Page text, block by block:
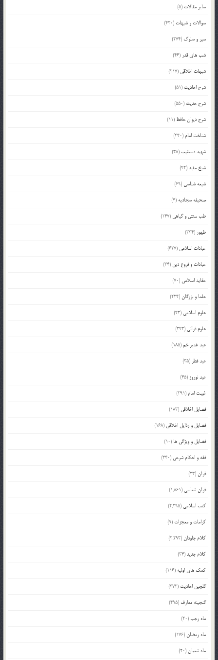
سایر مقالات (5)
سوالات و شبهات (420)
سیر و سلوک (274)
شب های قدر (46)
شبهات اخلاقی (217)
شرح احادیث (51)
شرح حدیث (550)
شرح دیوان حافظ (11)
شناخت امام (440)
شهید دستغیب(38)
شیخ مفید(42)
شیعه شناسی (69)
صحیفه سجادیه (4)
طب سنتی و گیاهی (147)
ظهور (334)
عبادات اسلامی (627)
عبادات و فروع دین (34)
عقاید اسلامی (70)
علما و بزرگان (224)
علوم اسلامی (43)
علوم قرآنی (343)
عید غدیر خم(185)
عید فطر (35)
عید نوروز (45)
غیبت امام (291)
فضایل اخلاقی (183)
فضایل و رذایل اخلاقی (168)
فضایل و ویژگی ها (10)
فقه و احکام شرعی (340)
قرآن (23)
قرآن شناسی (1,861)
کتب اسلامی (2,295)
کرامات و معجزات (9)
کلام جاودان (2,293)
کلام جدید(34)
کمک های اولیه (116)
گلچین احادیث (372)
گنجینه معارف (495)
ماه رجب(20)
ماه رمضان (176)
ماه شعبان (20)